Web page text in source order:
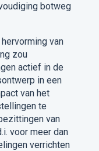
botweg
van
zou
actief in de
in een
van het
te
van
voor meer dan
verrichten